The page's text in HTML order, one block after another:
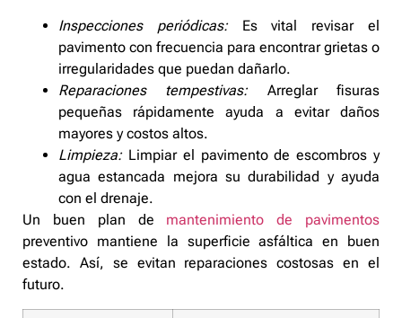
Inspecciones periódicas:Es vital revisar el
pavimento con frecuencia para encontrar grietas o
irregularidades que puedan dañarlo.
Reparaciones tempestivas:Arreglar fisuras
pequeñas rápidamente ayuda a evitar daños
mayores y costos altos.
Limpieza:Limpiar el pavimento de escombros y
agua estancada mejora su durabilidad y ayuda
con el drenaje.
Un buen plan de mantenimiento de pavimentos
preventivo mantiene la superficie asfáltica en buen
estado. Así, se evitan reparaciones costosas en el
futuro.